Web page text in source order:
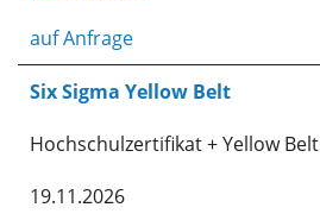
auf Anfrage
Six Sigma Yellow Belt
Hochschulzertifikat + Yellow Belt
19.11.2026